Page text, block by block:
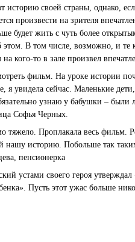
историю своей страны, однако,
произвести на зрителя
будет жить с чуть более
В том числе, возможно, и те
кого-то в зале произвел
фильм. На уроке истории
я увидела сейчас. Маленькие
узнаю у бабушки –
Софья Черных.
тяжело. Проплакала весь фильм.
нашу историю. Побольше так
пенсионерка
устами своего героя утверждал
Пусть этот ужас больше